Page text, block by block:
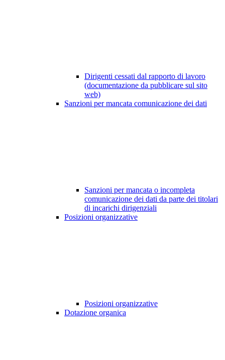
Dirigenti cessati dal rapporto di lavoro
(documentazione da pubblicare sul sito
web)
Sanzioni per mancata comunicazione dei dati
Sanzioni per mancata o incompleta
comunicazione dei dati da parte dei titolari
di incarichi dirigenziali
Posizioni organizzative
Posizioni organizzative
Dotazione organica